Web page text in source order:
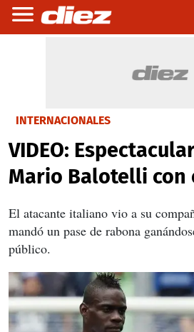
INTERNACIONALES
VIDEO:
Mario Balotelli con
El atacante italiano vio a su
mandó un pase de rabona
público.